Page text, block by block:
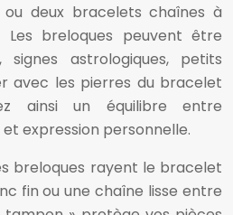
ou deux bracelets chaînes à
Les breloques peuvent être
signes astrologiques, petits
avec les pierres du bracelet
ainsi un équilibre entre
expression personnelle.
breloques rayent le bracelet
fin ou une chaîne lisse entre